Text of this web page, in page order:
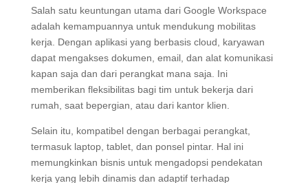
Salah satu keuntungan utama dari Google Workspace
adalah kemampuannya untuk mendukung mobilitas
kerja. Dengan aplikasi yang berbasis cloud, karyawan
dapat mengakses dokumen, email, dan alat komunikasi
kapan saja dan dari perangkat mana saja. Ini
memberikan fleksibilitas bagi tim untuk bekerja dari
rumah, saat bepergian, atau dari kantor klien.
Selain itu, kompatibel dengan berbagai perangkat,
termasuk laptop, tablet, dan ponsel pintar. Hal ini
memungkinkan bisnis untuk mengadopsi pendekatan
kerja yang lebih dinamis dan adaptif terhadap